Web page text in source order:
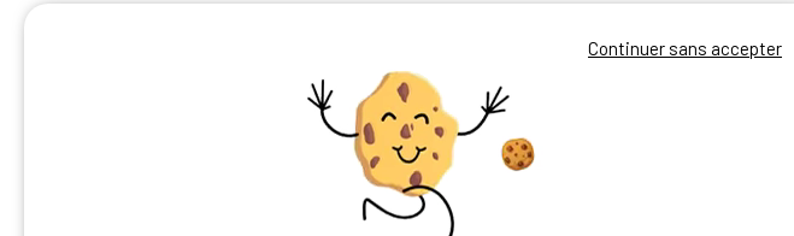
Continuer sans accepter